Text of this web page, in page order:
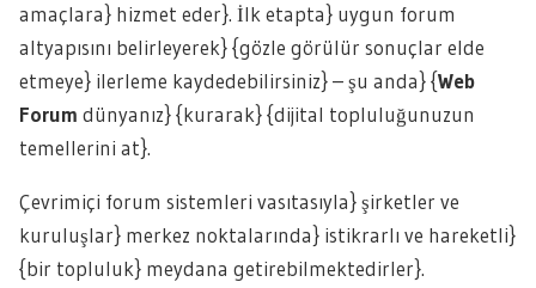
amaçlara} hizmet eder}. İlk etapta} uygun forum
altyapısını belirleyerek} {gözle görülür sonuçlar elde
etmeye} ilerleme kaydedebilirsiniz} – şu anda} {Web
Forum dünyanız} {kurarak} {dijital topluluğunuzun
temellerini at}.
Çevrimiçi forum sistemleri vasıtasıyla} şirketler ve
kuruluşlar} merkez noktalarında} istikrarlı ve hareketli}
{bir topluluk} meydana getirebilmektedirler}.